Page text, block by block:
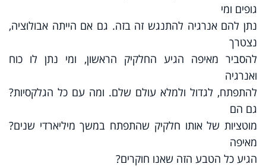
גופים ומי
נתן להם אנרגיה להתנגש זה בזה. גם אם הייתה אבולוציה,
נצטרך
להסביר מאיפה הגיע החלקיק הראשון, ומי נתן לו כוח
ואנרגיה
להתפתח, לגדול ולמלא עולם שלם. ומה עם כל הגלקסיות?
גם הם
מוטציות של אותו חלקיק שהתפתח במשך מיליארדי שנים?
מאיפה
הגיע כל הטבע הזה שאנו חוקרים?